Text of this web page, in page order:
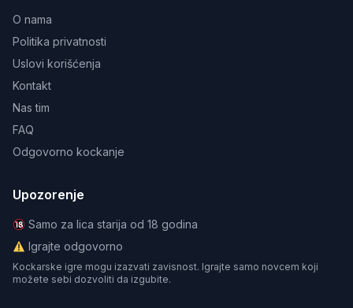
O nama
Politika privatnosti
Uslovi korišćenja
Kontakt
Nas tim
FAQ
Odgovorno kockanje
Upozorenje
Samo za lica starija od 18 godina
Igrajte odgovorno
Kockarske igre mogu izazvati zavisnost. Igrajte samo novcem koji
možete sebi dozvoliti da izgubite.